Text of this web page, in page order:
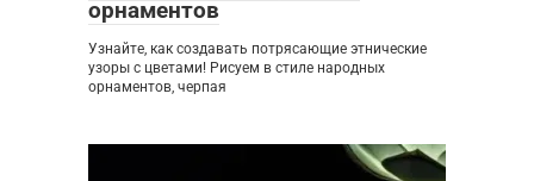
орнаментов
Узнайте, как создавать потрясающие этнические
узоры с цветами! Рисуем в стиле народных
орнаментов, черпая